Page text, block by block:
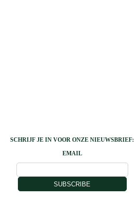
SCHRIJF JE IN VOOR ONZE NIEUWSBRIEF:
EMAIL
SUBSCRIBE